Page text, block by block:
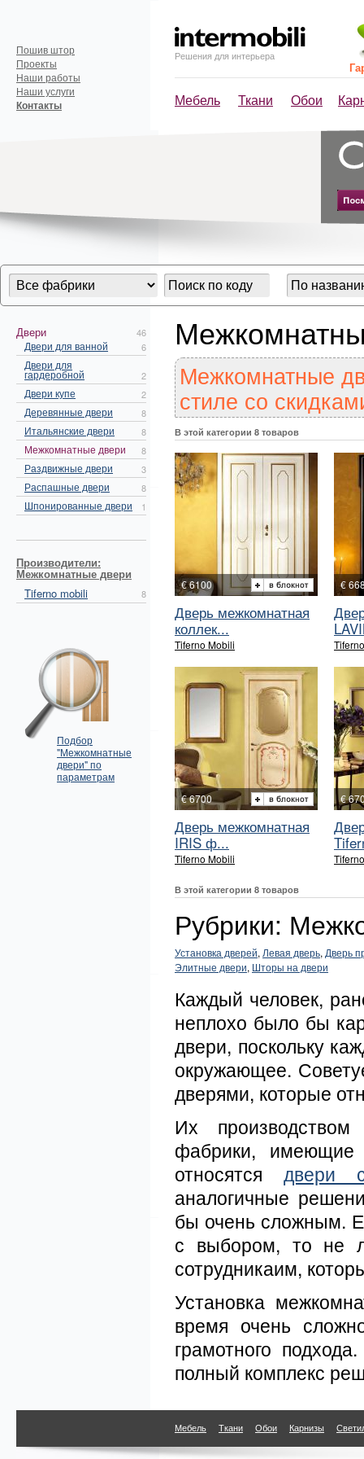
Решения для интерьера
Мебель Ткани Обои
Пошив штор
Проекты
Наши работы
Наши услуги
Контакты
Двери 46
Двери для ванной 6
Двери для
гардеробной 2
Двери купе 2
Деревянные двери 8
Итальянские двери 8
Межкомнатные двери 8
Раздвижные двери 3
Распашные двери 8
Шпонированные двери 1
Производители:
Межкомнатные двери
Tiferno mobili
8
Подбор
"Межкомнатные
двери" по
параметрам
Межкомнатные
стиле со
В этой категории 8 товаров
€ 6100
Дверь межкомнатная
коллек...
Tiferno Mobili
€
€ 6700
Дверь межкомнатная
IRIS ф...
Tiferno Mobili
€
В этой категории 8 товаров
Рубрики:
Установка дверей, Левая дверь, Дверь
Элитные двери, Шторы на двери
Каждый человек,
неплохо было бы
двери, поскольку
окружающее.
дверями, которые
Их
фабрики,
относятся двери
аналогичные
бы очень сложным.
с выбором, то не
сотрудникаим,
Установка
время очень
грамотного
полный комплекс
Мебель Ткани Обои Карнизы